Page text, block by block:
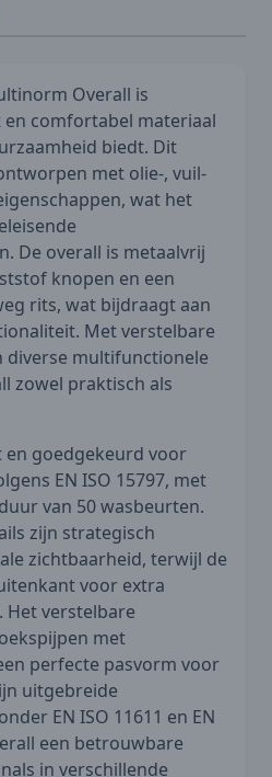
Overall is
comfortabel materiaal
biedt. Dit
met olie-, vuil-
wat het
De overall is metaalvrij
knopen en een
rits, wat bijdraagt aan
Met verstelbare
diverse multifunctionele
zowel praktisch als
en goedgekeurd voor
EN ISO 15797, met
van 50 wasbeurten.
zijn strategisch
zichtbaarheid, terwijl de
voor extra
Het verstelbare
met
perfecte pasvorm voor
uitgebreide
EN ISO 11611 en EN
een betrouwbare
in verschillende